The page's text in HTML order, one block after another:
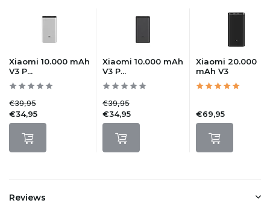
Xiaomi 10.000 mAh
V3 P...
€39,95
€34,95
Xiaomi 10.000 mAh
V3 P...
€39,95
€34,95
Xiaomi 20.000
mAh V3
€69,95
Reviews